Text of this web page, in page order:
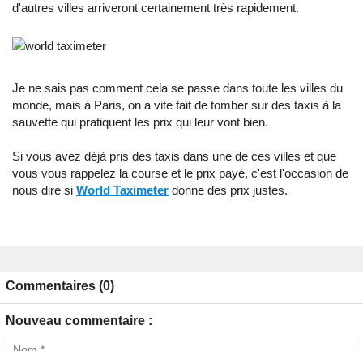
d'autres villes arriveront certainement très rapidement.
Je ne sais pas comment cela se passe dans toute les villes du
monde, mais à Paris, on a vite fait de tomber sur des taxis à la
sauvette qui pratiquent les prix qui leur vont bien.
Si vous avez déjà pris des taxis dans une de ces villes et que
vous vous rappelez la course et le prix payé, c'est l'occasion de
nous dire si World Taximeter donne des prix justes.
Commentaires (0)
Nouveau commentaire :